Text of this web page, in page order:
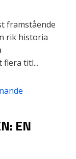
framstående
rik historia
flera titl...
EN